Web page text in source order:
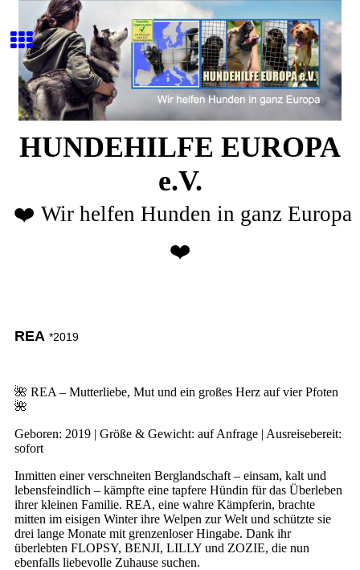
HUNDEHILFE EUROPA
e.V.
❤️ Wir helfen Hunden in ganz Europa
❤️
REA *2019
🌺 REA – Mutterliebe, Mut und ein großes Herz auf vier Pfoten
🌺
Geboren: 2019 | Größe & Gewicht: auf Anfrage | Ausreisebereit:
sofort
Inmitten einer verschneiten Berglandschaft – einsam, kalt und
lebensfeindlich – kämpfte eine tapfere Hündin für das Überleben
ihrer kleinen Familie. REA, eine wahre Kämpferin, brachte
mitten im eisigen Winter ihre Welpen zur Welt und schützte sie
drei lange Monate mit grenzenloser Hingabe. Dank ihr
überlebten FLOPSY, BENJI, LILLY und ZOZIE, die nun
ebenfalls liebevolle Zuhause suchen.